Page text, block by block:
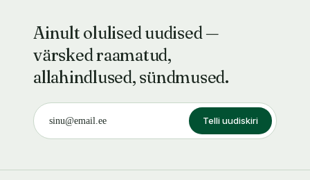
Ainult olulised uudised —
värsked raamatud,
allahindlused, sündmused.
Telli uudiskiri